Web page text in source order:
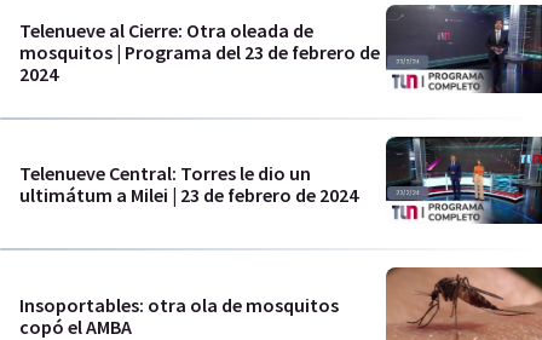
Telenueve al Cierre: Otra oleada de
mosquitos | Programa del 23 de febrero de
2024
Telenueve Central: Torres le dio un
ultimátum a Milei | 23 de febrero de 2024
Insoportables: otra ola de mosquitos
copó el AMBA